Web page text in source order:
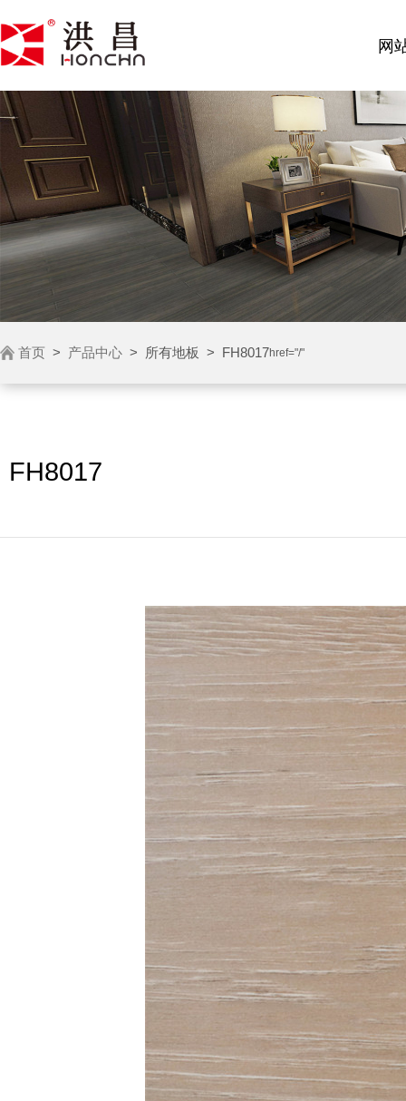
网
href="/"
首页 > 产品中心 > 所有地板 > FH8017
FH8017